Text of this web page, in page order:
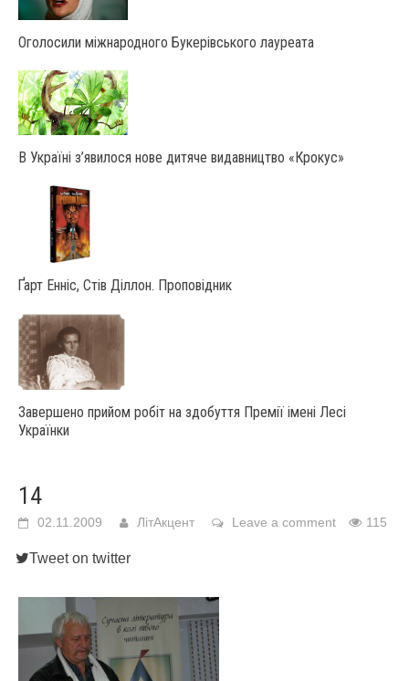
Оголосили міжнародного Букерівського лауреата
В Україні з’явилося нове дитяче видавництво «Крокус»
Ґарт Енніс, Стів Діллон. Проповідник
Завершено прийом робіт на здобуття Премії імені Лесі
Українки
14
02.11.2009 ЛітАкцент Leave a comment 115
Tweet on twitter